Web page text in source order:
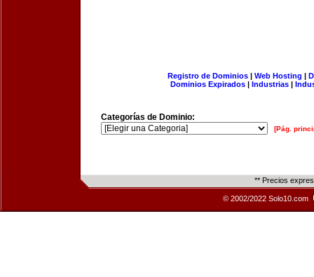
Registro de Dominios| Web Hosting |
Dominios Expirados | Industrias |
Categorías de Dominio:
[Pág.
** Precios
© 2002/2022 Solo10.com